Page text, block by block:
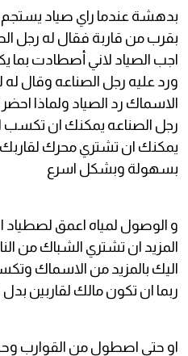
بدهشة عندما راي صياد يستجم
بقرب من قاربة فقال له رجل
اجب الصياد لاني أصطادت بما
ورد عليه رجل الصناعه وقال له
الاسماك رد الصياد ولماذا
رجل الصناعه يمكنك ان تكسب
يمكنك ان تشتري محرك
بسهولة وبشكل اسرع
و الوصول لمياه اعمق
المزيد ان تشتري الشباك من
اليك بالمزيد من الاسماك
ربما ان تكون مالك لقاربين
او حتي اصطول من القوارب